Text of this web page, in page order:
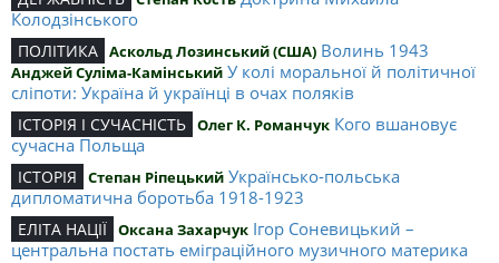
Колодзінського
ПОЛІТИКА Аскольд Лозинський (США) Волинь 1943
Анджей Суліма-Камінський У колі моральної й політичної
сліпоти: Україна й українці в очах поляків
ІСТОРІЯ І СУЧАСНІСТЬ Олег К. Романчук Кого вшановує
сучасна Польща
ІСТОРІЯ Степан Ріпецький Українсько-польська
дипломатична боротьба 1918-1923
ЕЛІТА НАЦІЇ Оксана Захарчук Ігор Соневицький –
центральна постать еміграційного музичного материка